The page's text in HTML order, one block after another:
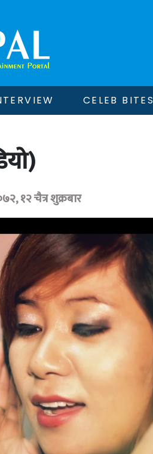
CELEB BITES
१२ चैत्र शुक्रबार